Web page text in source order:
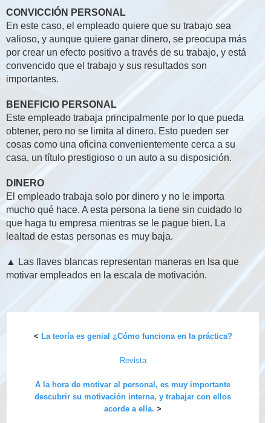
CONVICCIÓN PERSONAL
En este caso, el empleado quiere que su trabajo sea
valioso, y aunque quiere ganar dinero, se preocupa más
por crear un efecto positivo a través de su trabajo, y está
convencido que el trabajo y sus resultados son
importantes.
BENEFICIO PERSONAL
Este empleado trabaja principalmente por lo que pueda
obtener, pero no se limita al dinero. Esto pueden ser
cosas como una oficina convenientemente cerca a su
casa, un título prestigioso o un auto a su disposición.
DINERO
El empleado trabaja solo por dinero y no le importa
mucho qué hace. A esta persona la tiene sin cuidado lo
que haga tu empresa mientras se le pague bien. La
lealtad de estas personas es muy baja.
▲ Las llaves blancas representan maneras en lsa que
motivar empleados en la escala de motivación.
< La teoría es genial ¿Cómo funciona en la práctica?
Revista
A la hora de motivar al personal, es muy importante
descubrir su motivación interna, y trabajar con ellos
acorde a ella. >